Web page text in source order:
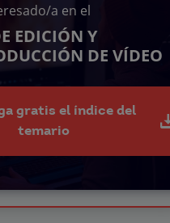
a en el
EDICIÓN Y
DE VÍDEO
gratis el índice del
temario